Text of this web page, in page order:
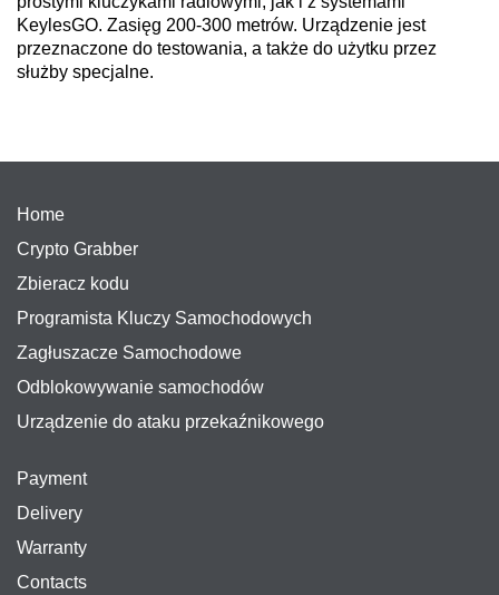
KeylesGO. Zasięg 200-300 metrów. Urządzenie jest
przeznaczone do testowania, a także do użytku przez
służby specjalne.
Home
Crypto Grabber
Zbieracz kodu
Programista Kluczy Samochodowych
Zagłuszacze Samochodowe
Odblokowywanie samochodów
Urządzenie do ataku przekaźnikowego
Payment
Delivery
Warranty
Contacts